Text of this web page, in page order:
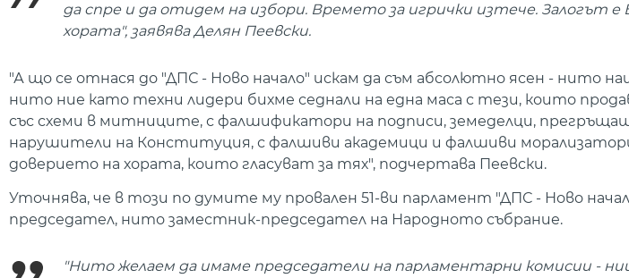
да спре и да отидем на избори. Времето за игрички изтече. Залогът
хората", заявява Делян Пеевски.
"А що се отнася до "ДПС - Ново начало" искам да съм абсолютно ясен - нито
нито ние като техни лидери бихме седнали на една маса с тези, които
със схеми в митниците, с фалшификатори на подписи, земеделци,
нарушители на Конституция, с фалшиви академици и фалшиви
доверието на хората, които гласуват за тях", подчертава Пеевски.
Уточнява, че в този по думите му провален 51-ви парламент "ДПС - Ново
председател, нито заместник-председател на Народното събрание.
"Нито желаем да имаме председатели на парламентарни комисии -